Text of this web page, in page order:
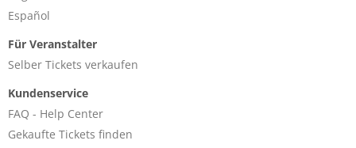
Español
Für Veranstalter
Selber Tickets verkaufen
Kundenservice
FAQ - Help Center
Gekaufte Tickets finden